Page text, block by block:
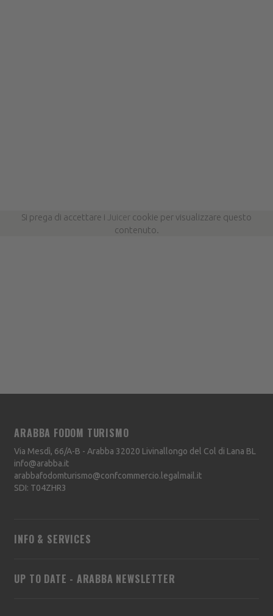
Si prega di accettare i Juicer cookie per visualizzare questo
contenuto.
UP TO DATE - ARABBA NEWSLETTER
ARABBA FODOM TURISMO
Via Mesdì, 66/A-B - Arabba 32020 Livinallongo del Col di Lana BL
info@arabba.it
arabbafodomturismo@confcommercio.legalmail.it
SDI: T04ZHR3
INFO & SERVICES